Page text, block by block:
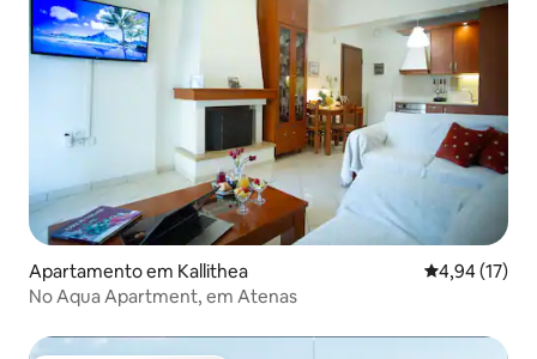
Apartamento em Kallithea Classificação
4,94 (17)
No Aqua Apartment, em Atenas